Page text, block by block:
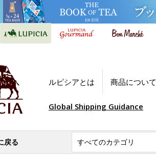
ルピシアとは 商品について
Global Shipping Guidance
戻る